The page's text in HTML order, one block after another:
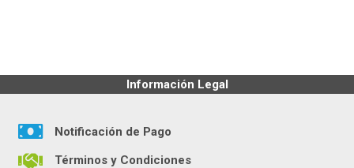
Información Legal
Notificación de Pago
Términos y Condiciones